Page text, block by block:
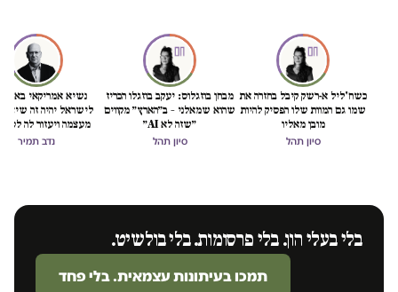
כשח'ליל א-רשק קיבל בחזרה את
שמו גם המוות שלו הפסיק להיות
מובן מאליו
סיון תהל
מבחן בוזגלוס: יעקב בוזגלו הכריז
שהוא שמאלני – ב״הארץ״ מקווים
״שזה לא AI״
סיון תהל
נשיא אמריקאי באמת
לישראל יהיה זה
מעצמה ויעזור לה
הכיבוש
נדב תמיר
בלי בעלי הון. בלי פרסומות. בלי בולשיט.
תמכו בעיתונות עצמאית. בלי פחד